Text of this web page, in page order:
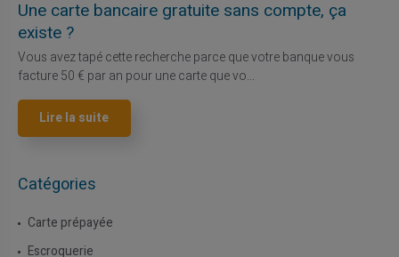
Une carte bancaire gratuite sans compte, ça
existe ?
Vous avez tapé cette recherche parce que votre banque vous
facture 50 € par an pour une carte que vo...
Lire la suite
Catégories
Carte prépayée
Escroquerie